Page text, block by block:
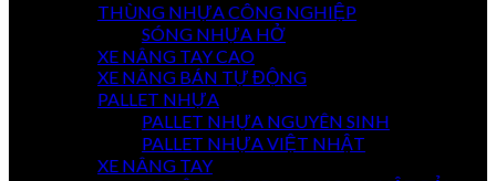
7 NGÀY
TOÀN QUỐC
THÙNG NHỰA CÔNG NGHIỆP
SÓNG NHỰA HỞ
XE NÂNG TAY CAO
XE NÂNG BÁN TỰ ĐỘNG
PALLET NHỰA
PALLET NHỰA NGUYÊN SINH
PALLET NHỰA VIỆT NHẬT
XE NÂNG TAY